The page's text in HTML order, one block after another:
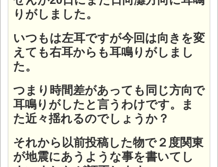
りがしました。
いつもは左耳ですが今回は向きを変
えても右耳からも耳鳴りがしまし
た。
つまり時間差があっても同じ方向で
耳鳴りがしたと言うわけです。ま
た近々揺れるのでしょうか？
それから以前投稿した物で２度関東
が地震にあうような事を書いてし